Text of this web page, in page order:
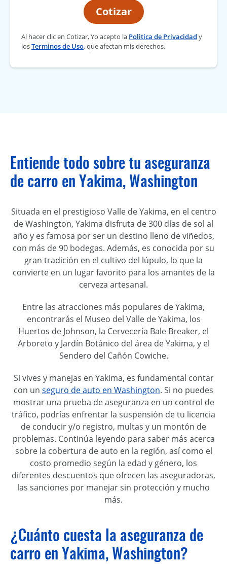
Cotizar
Al hacer clic en Cotizar, Yo acepto la Politica de Privacidad y
losTerminos de Uso, que afectan mis derechos.
Entiende todo sobre tu aseguranza
de carro en Yakima, Washington
Situada en el prestigioso Valle de Yakima, en el centro
de Washington, Yakima disfruta de 300 días de sol al
año y es famosa por ser un destino lleno de viñedos,
con más de 90 bodegas. Además, es conocida por su
gran tradición en el cultivo del lúpulo, lo que la
convierte en un lugar favorito para los amantes de la
cerveza artesanal.
Entre las atracciones más populares de Yakima,
encontrarás el Museo del Valle de Yakima, los
Huertos de Johnson, la Cervecería Bale Breaker, el
Arboreto y Jardín Botánico del área de Yakima, y el
Sendero del Cañón Cowiche.
Si vives y manejas en Yakima, es fundamental contar
con un seguro de auto en Washington. Si no puedes
mostrar una prueba de aseguranza en un control de
tráfico, podrías enfrentar la suspensión de tu licencia
de conducir y/o registro, multas y un montón de
problemas. Continúa leyendo para saber más acerca
sobre la cobertura de auto en la región, así como el
costo promedio según la edad y género, los
diferentes descuentos que ofrecen las aseguradoras,
las sanciones por manejar sin protección y mucho
más.
¿Cuánto cuesta la aseguranza de
carro en Yakima, Washington?